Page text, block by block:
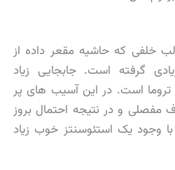
خلفی که حاشیه مقعر داده از
گرفته است. جابجایی زیاد
تروما است. در این آسیب های پر
مفصلی و در نتیجه احتمال بروز
با وجود یک استئوسنتز خوب زیاد